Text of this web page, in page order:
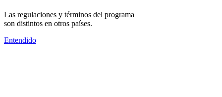
Las regulaciones y términos del programa
son distintos en otros países.
Entendido